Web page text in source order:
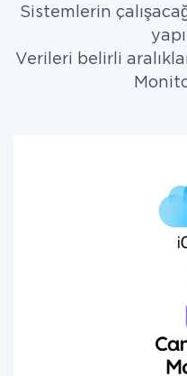
Sistemlerin
Verileri belirli